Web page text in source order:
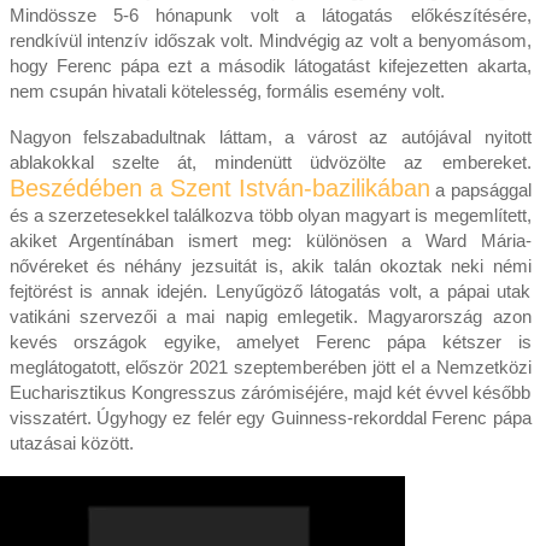
Mindössze 5-6 hónapunk volt a látogatás előkészítésére,
rendkívül intenzív időszak volt. Mindvégig az volt a benyomásom,
hogy Ferenc pápa ezt a második látogatást kifejezetten akarta,
nem csupán hivatali kötelesség, formális esemény volt.
Nagyon felszabadultnak láttam, a várost az autójával nyitott
ablakokkal szelte át, mindenütt üdvözölte az embereket.
Beszédében a Szent István-bazilikában a papsággal
és a szerzetesekkel találkozva több olyan magyart is megemlített,
akiket Argentínában ismert meg: különösen a Ward Mária-
nővéreket és néhány jezsuitát is, akik talán okoztak neki némi
fejtörést is annak idején. Lenyűgöző látogatás volt, a pápai utak
vatikáni szervezői a mai napig emlegetik. Magyarország azon
kevés országok egyike, amelyet Ferenc pápa kétszer is
meglátogatott, először 2021 szeptemberében jött el a Nemzetközi
Eucharisztikus Kongresszus zárómiséjére, majd két évvel később
visszatért. Úgyhogy ez felér egy Guinness-rekorddal Ferenc pápa
utazásai között.